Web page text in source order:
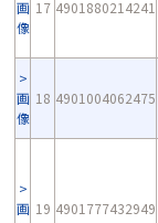
画
像
17 4901880214241
画
像
18 4901004062475
画 19 4901777432949